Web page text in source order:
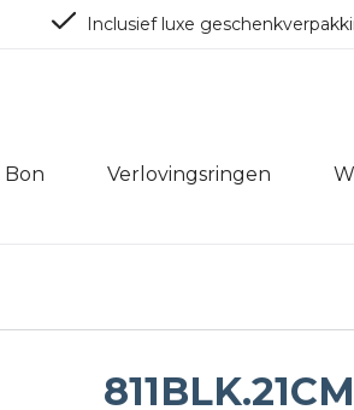
Inclusief luxe
Bon Verlovingsringen
811BLK.21CM